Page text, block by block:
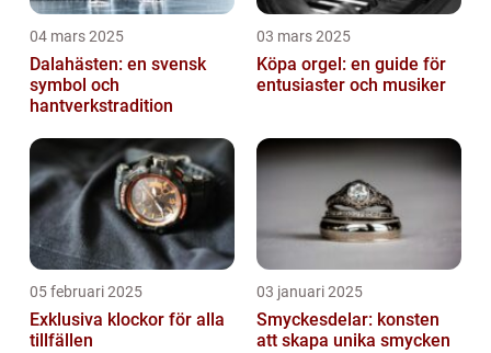
04 mars 2025
Dalahästen: en svensk
symbol och
hantverkstradition
03 mars 2025
Köpa orgel: en guide för
entusiaster och musiker
05 februari 2025
Exklusiva klockor för alla
tillfällen
03 januari 2025
Smyckesdelar: konsten
att skapa unika smycken